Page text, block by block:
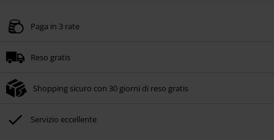
Paga in 3 rate
Reso gratis
Shopping sicuro con 30 giorni di reso gratis
Servizio eccellente